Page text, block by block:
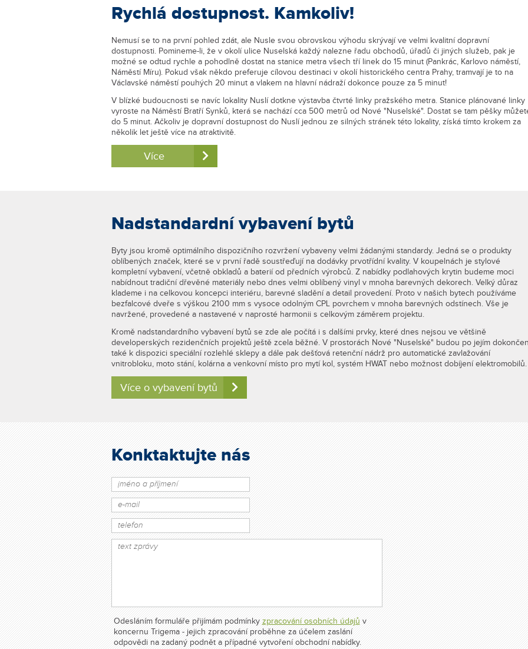
Rychlá dostupnost. Kamkoliv!
Nemusí se to na první pohled zdát, ale Nusle svou obrovskou výhodu skrývají ve velmi kvalitní dopravní
dostupnosti. Pomineme-li, že v okolí ulice Nuselská každý nalezne řadu obchodů, úřadů či jiných služeb, pak je
možné se odtud rychle a pohodlně dostat na stanice metra všech tří linek do 15 minut (Pankrác, Karlovo náměstí,
Náměstí Míru). Pokud však někdo preferuje cílovou destinaci v okolí historického centra Prahy, tramvají je to na
Václavské náměstí pouhých 20 minut a vlakem na hlavní nádraží dokonce pouze za 5 minut!
V blízké budoucnosti se navíc lokality Nuslí dotkne výstavba čtvrté linky pražského metra. Stanice plánované linky
vyroste na Náměstí Bratří Synků, která se nachází cca 500 metrů od Nové "Nuselské". Dostat se tam pěšky
do 5 minut. Ačkoliv je dopravní dostupnost do Nuslí jednou ze silných stránek této lokality, získá tímto krokem za
několik let ještě více na atraktivitě.
Více
Nadstandardní vybavení bytů
Byty jsou kromě optimálního dispozičního rozvržení vybaveny velmi žádanými standardy. Jedná se o produkty
oblíbených značek, které se v první řadě soustřeďují na dodávky prvotřídní kvality. V koupelnách je stylové
kompletní vybavení, včetně obkladů a baterií od předních výrobců. Z nabídky podlahových krytin budeme moci
nabídnout tradiční dřevěné materiály nebo dnes velmi oblíbený vinyl v mnoha barevných dekorech. Velký důraz
klademe i na celkovou koncepci interiéru, barevné sladění a detail provedení. Proto v našich bytech používáme
bezfalcové dveře s výškou 2100 mm s vysoce odolným CPL povrchem v mnoha barevných odstínech. Vše je
navržené, provedené a nastavené v naprosté harmonii s celkovým záměrem projektu.
Kromě nadstandardního vybavení bytů se zde ale počítá i s dalšími prvky, které dnes nejsou ve většině
developerských rezidenčních projektů ještě zcela běžné. V prostorách Nové "Nuselské" budou po jejím
také k dispozici speciální rozlehlé sklepy a dále pak dešťová retenční nádrž pro automatické zavlažování
vnitrobloku, moto stání, kolárna a venkovní místo pro mytí kol, systém HWAT nebo možnost dobíjení elektromobilů.
Více o vybavení bytů
Konktaktujte nás
Odesláním formuláře přijímám podmínky zpracování osobních údajů v
koncernu Trigema - jejich zpracování proběhne za účelem zaslání
odpovědi na zadaný podnět a případné vytvoření obchodní nabídky.